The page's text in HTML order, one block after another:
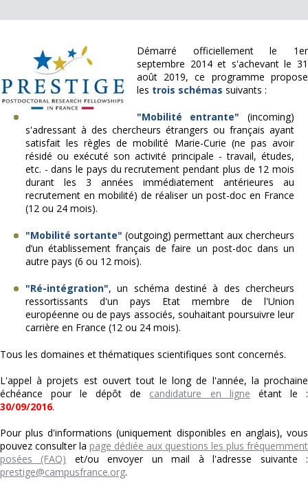
Démarré officiellement le 1er
septembre 2014 et s'achevant le 31
août 2019,ce programme propose
les trois schémas suivants :
"Mobilité entrante" (incoming)
s'adressant à des chercheurs étrangers ou français ayant
satisfait les règles de mobilité Marie-Curie (ne pas avoir
résidé ou exécuté son activité principale - travail, études,
etc. - dans le pays du recrutement pendant plus de 12 mois
durant les 3 années immédiatement antérieures au
recrutement en mobilité) de réaliser un post-doc en France
(12 ou 24 mois).
"Mobilité sortante" (outgoing) permettant aux chercheurs
d’un établissement français de faire un post-doc dans un
autre pays (6 ou 12 mois).
"Ré-intégration", un schéma destiné à des chercheurs
ressortissants d'un pays Etat membre de l'Union
européenne ou de pays associés, souhaitant poursuivre leur
carrière en France (12 ou 24 mois).
Tous les domaines et thématiques scientifiques sont concernés.
L'appel à projets est ouvert tout le long de l'année, la prochaine
échéance pour le dépôt de candidature en ligne étant le :
30/09/2016.
Pour plus d'informations (uniquement disponibles en anglais), vous
pouvez consulter la page dédiée aux questions les plus fréquemment
posées (FAQ) et/ou envoyer un mail à l'adresse suivante :
prestige@campusfrance.org.